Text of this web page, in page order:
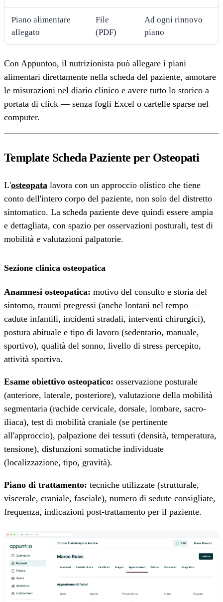
Piano alimentare
allegato
File
(PDF)
Ad ogni rinnovo
piano
Con Appuntoo, il nutrizionista può allegare i piani
alimentari direttamente nella scheda del paziente, annotare
le misurazioni nel diario clinico e avere tutto lo storico a
portata di click — senza fogli Excel o cartelle sparse nel
computer.
Template Scheda Paziente per Osteopati
L'osteopata lavora con un approccio olistico che tiene
conto dell'intero corpo del paziente, non solo del distretto
sintomatico. La scheda paziente deve quindi essere ampia
e dettagliata, con spazio per osservazioni posturali, test di
mobilità e valutazioni palpatorie.
Sezione clinica osteopatica
Anamnesi osteopatica: motivo del consulto e storia del
sintomo, traumi pregressi (anche lontani nel tempo —
cadute infantili, incidenti stradali, interventi chirurgici),
postura abituale e tipo di lavoro (sedentario, manuale,
sportivo), qualità del sonno, livello di stress percepito,
attività sportiva.
Esame obiettivo osteopatico: osservazione posturale
(anteriore, laterale, posteriore), valutazione della mobilità
segmentaria (rachide cervicale, dorsale, lombare, sacro-
iliaca), test di mobilità craniale (se pertinente
all'approccio), palpazione dei tessuti (densità, temperatura,
tensione), disfunzioni somatiche individuate
(localizzazione, tipo, gravità).
Piano di trattamento: tecniche utilizzate (strutturale,
viscerale, craniale, fasciale), numero di sedute consigliate,
frequenza, indicazioni post-trattamento per il paziente.